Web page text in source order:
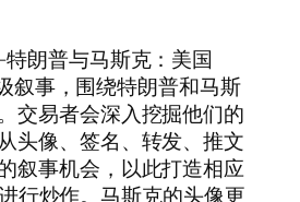
朗普与马斯克：美国
叙事，围绕特朗普和马斯
交易者会深入挖掘他们的
头像、签名、转发、推文
叙事机会，以此打造相应
行炒作。马斯克的头像更